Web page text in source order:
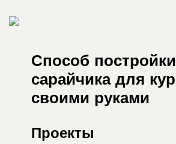
Способ постройки
сарайчика для кур
своими руками
Проекты